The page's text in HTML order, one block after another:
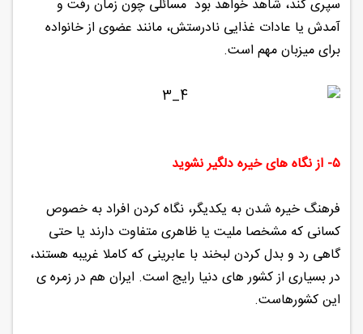
سپری کند، شاهد خواهد بود مسائلی چون زمان رفت و
آمدش یا عادات غذایی نادرستش، مانند عضوی از خانواده
برای میزبان مهم است.
۵- از نگاه های خیره دلگیر نشوید
فرهنگ خیره شدن به یکدیگر، نگاه کردن افراد به خصوص
کسانی که مشخصا ملیت یا ظاهری متفاوت دارند یا حتی
گاهی رد و بدل کردن لبخند با عابرینی که کاملا غریبه هستند،
در بسیاری از کشور های دنیا رایج است. ایران هم در زمره ی
این کشورهاست.